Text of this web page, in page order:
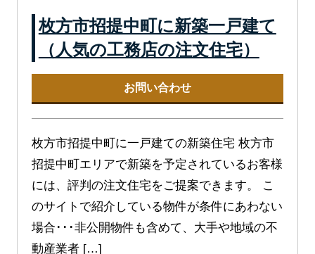
枚方市招提中町に新築一戸建て
（人気の工務店の注文住宅）
お問い合わせ
枚方市招提中町に一戸建ての新築住宅 枚方市
招提中町エリアで新築を予定されているお客様
には、評判の注文住宅をご提案できます。 こ
のサイトで紹介している物件が条件にあわない
場合･･･非公開物件も含めて、大手や地域の不
動産業者 […]